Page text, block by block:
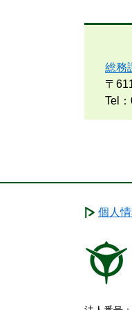
総務
〒
Tel
個人